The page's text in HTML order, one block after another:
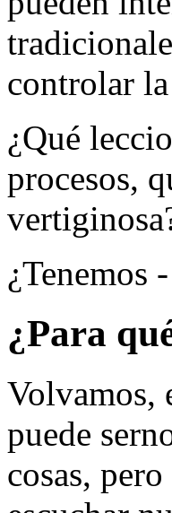
controlar
¿Qué
procesos,
¿Tenemos
¿Para
Volvamos,
puede
cosas,